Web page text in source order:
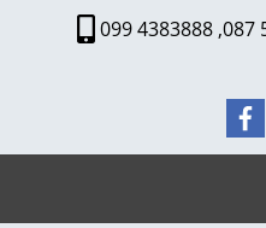
099 4383888 ,087